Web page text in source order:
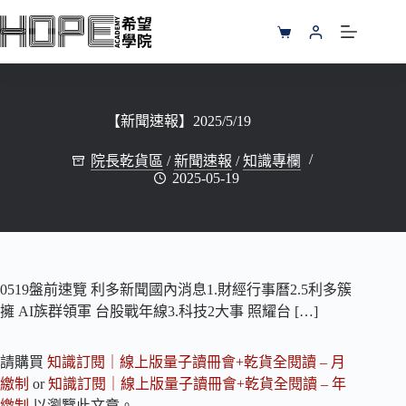
至
購
物
【新聞速報】2025/5/19
院長乾貨區 /新聞速報 /知識專欄
2025-05-19
0519盤前速覽 利多新聞國內消息1.財經行事曆2.5利多簇
擁 AI族群領軍 台股戰年線3.科技2大事 照耀台 […]
請購買 知識訂閱｜線上版量子讀冊會+乾貨全閱讀 – 月
繳制 or知識訂閱｜線上版量子讀冊會+乾貨全閱讀 – 年